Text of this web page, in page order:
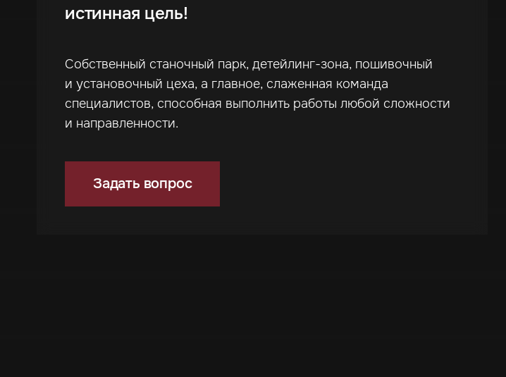
истинная цель!
Собственный станочный парк, детейлинг-зона, пошивочный
и установочный цеха, а главное, слаженная команда
специалистов, способная выполнить работы любой сложности
и направленности.
Задать вопрос